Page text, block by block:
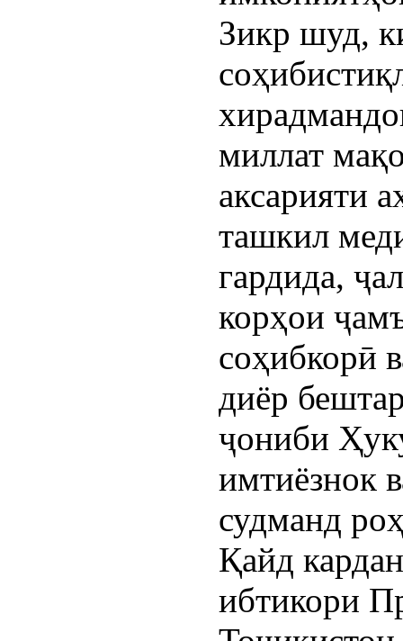
Зикр шуд,
миллат
аксарияти
ташкил
гардида,
корҳои
соҳибкорӣ
диёр
ҷониби
имтиёзнок
судманд
Қайд
ибтикори